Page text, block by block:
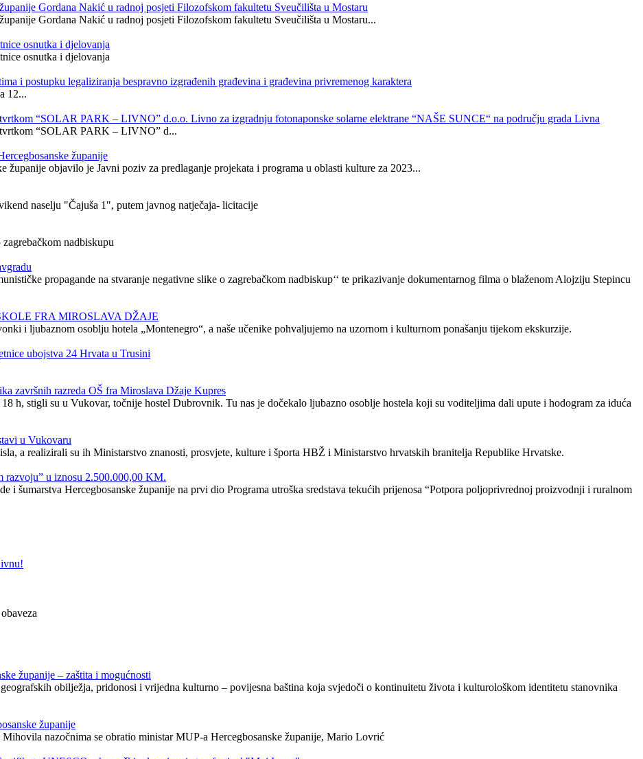
Gordana Nakić u radnoj posjeti Filozofskom fakultetu Sveučilišta u Mostaru
Gordana Nakić u radnoj posjeti Filozofskom fakultetu Sveučilišta u Mostaru...
osnutka i djelovanja
osnutka i djelovanja
i postupku legaliziranja bespravno izgrađenih građevina i građevina privremenog karaktera
12...
“SOLAR PARK – LIVNO” d.o.o. Livno za izgradnju fotonaponske solarne elektrane “NAŠE SUNCE“ na području grada Livna
tvrtkom “SOLAR PARK – LIVNO” d...
županije
županije objavilo je Javni poziv za predlaganje projekata i programa u oblasti kulture za 2023...
naselju "Čajuša 1", putem javnog natječaja- licitacije
nadbiskupu
propagande na stvaranje negativne slike o zagrebačkom nadbiskup‘‘ te prikazivanje dokumentarnog filma o blaženom Alojziju Stepincu
FRA MIROSLAVA DŽAJE
i ljubaznom osoblju hotela „Montenegro“, a naše učenike pohvaljujemo na uzornom i kulturnom ponašanju tijekom ekskurzije.
ubojstva 24 Hrvata u Trusini
završnih razreda OŠ fra Miroslava Džaje Kupres
h, stigli su u Vukovar, točnije hostel Dubrovnik. Tu nas je dočekalo ljubazno osoblje hostela koji su voditeljima dali upute i hodogram za iduća
u Vukovaru
a realizirali su ih Ministarstvo znanosti, prosvjete, kulture i športa HBŽ i Ministarstvo hrvatskih branitelja Republike Hrvatske.
u iznosu 2.500.000,00 KM.
i šumarstva Hercegbosanske županije na prvi dio Programa utroška sredstava tekućih prijenosa “Potpora poljoprivrednoj proizvodnji i ruralnom
županije – zaštita i mogućnosti
obilježja, pridonosi i vrijedna kulturno – povijesna baština koja svjedoči o kontinuitetu života i kulturološkom identitetu stanovnika
županije
nazočnima se obratio ministar MUP-a Hercegbosanske županije, Mario Lovrić